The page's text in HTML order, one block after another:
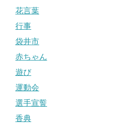
花言葉
行事
袋井市
赤ちゃん
遊び
運動会
選手宣誓
香典